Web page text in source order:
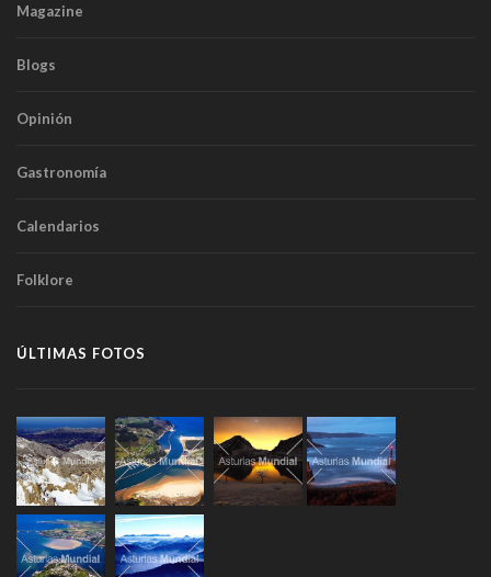
Magazine
Blogs
Opinión
Gastronomía
Calendarios
Folklore
ÚLTIMAS FOTOS